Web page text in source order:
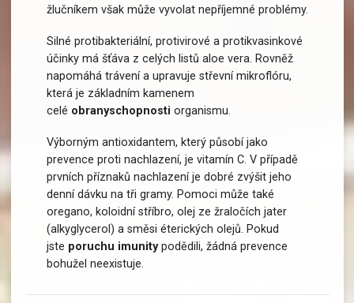
žlučníkem však může vyvolat nepříjemné problémy.
Silné protibakteriální, protivirové a protikvasinkové
účinky má šťáva z celých listů aloe vera. Rovněž
napomáhá trávení a upravuje střevní mikroflóru,
která je základním kamenem
celé obranyschopnosti organismu.
Výborným antioxidantem, který působí jako
prevence proti nachlazení, je vitamín C. V případě
prvních příznaků nachlazení je dobré zvýšit jeho
denní dávku na tři gramy. Pomoci může také
oregano, koloidní stříbro, olej ze žraločích jater
(alkyglycerol) a směsi éterických olejů. Pokud
jste poruchu imunitypodědili, žádná prevence
bohužel neexistuje.